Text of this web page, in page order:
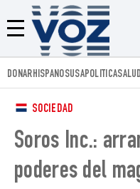
Menú
Voz.us
DONARHISPANOSUSAPOLITICASALUD
SOCIEDAD
Soros Inc.:
poderes del